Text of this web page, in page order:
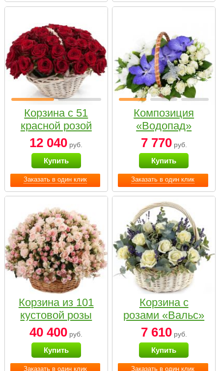
Заказать в один клик
Корзина с 51
красной розой
12 040 руб.
Купить
Заказать в один клик
Композиция
«Водопад»
7 770руб.
Купить
Заказать в один клик
Корзина из 101
кустовой розы
нежных тонов
40 400 руб.
Купить
Заказать в один клик
Корзина с
розами «Вальс»
7 610руб.
Купить